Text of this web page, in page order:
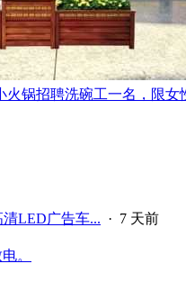
锅招聘洗碗工一名，限女
LED广告车... · 7 天前
。